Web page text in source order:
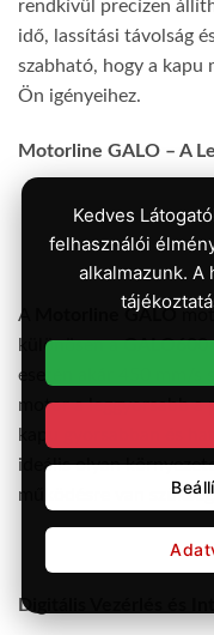
rendkívül precízen
idő, lassítási távolság
szabható, hogy a kapu
Ön igényeihez.
Motorline GALO – A
A Motorline GALO
különösen aGALO600
esetén akár 450 mm/s
motor a leggyorsabb a
kapu gyorsabban és
ideális olyan
működésre van
Digitális Vezérlés és
Kedves
felhasználói
alkalmazunk. A